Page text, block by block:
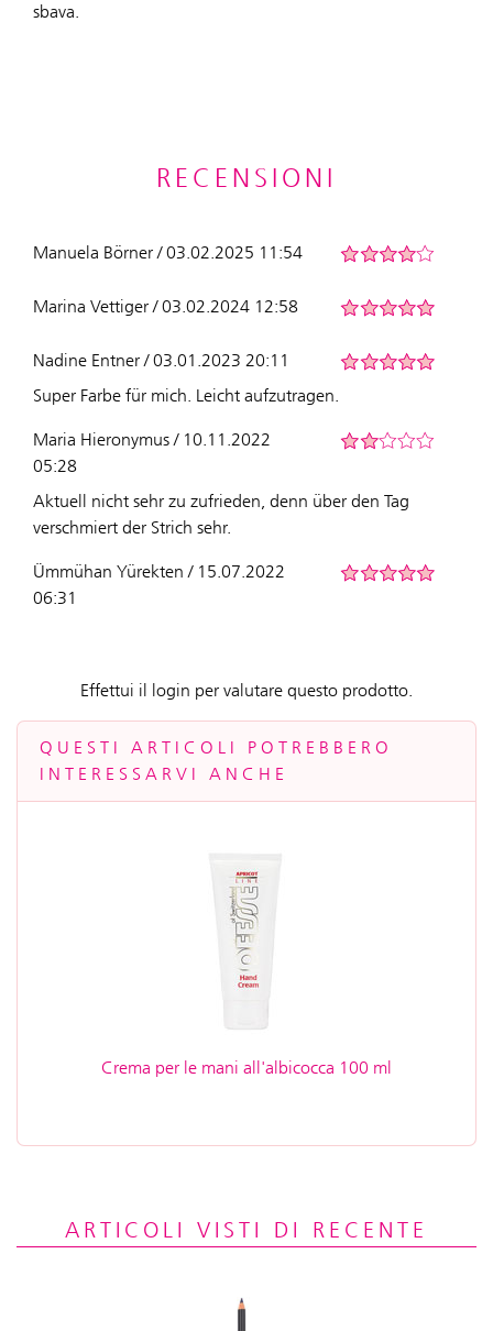
sbava.
RECENSIONI
Manuela Börner / 03.02.2025 11:54
Marina Vettiger / 03.02.2024 12:58
Nadine Entner / 03.01.2023 20:11
Super Farbe für mich. Leicht aufzutragen.
Maria Hieronymus / 10.11.2022
05:28
Aktuell nicht sehr zu zufrieden, denn über den Tag
verschmiert der Strich sehr.
Ümmühan Yürekten / 15.07.2022
06:31
Effettui il login per valutare questo prodotto.
QUESTI ARTICOLI POTREBBERO
INTERESSARVI ANCHE
Crema per le mani all'albicocca 100 ml
ARTICOLI VISTI DI RECENTE